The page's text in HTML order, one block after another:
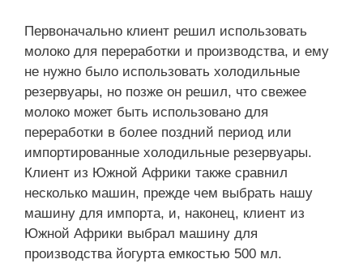
Первоначально клиент решил использовать
молоко для переработки и производства, и ему
не нужно было использовать холодильные
резервуары, но позже он решил, что свежее
молоко может быть использовано для
переработки в более поздний период или
импортированные холодильные резервуары.
Клиент из Южной Африки также сравнил
несколько машин, прежде чем выбрать нашу
машину для импорта, и, наконец, клиент из
Южной Африки выбрал машину для
производства йогурта емкостью 500 мл.